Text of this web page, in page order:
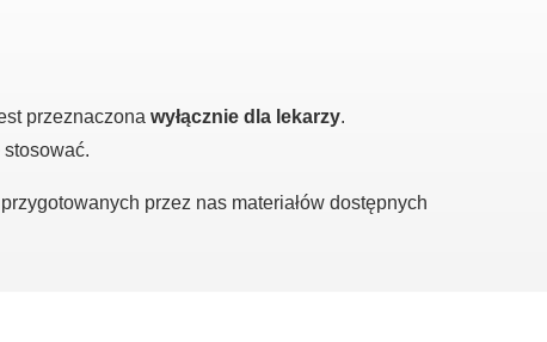
przeznaczona wyłącznie dla lekarzy.
przez nas materiałów dostępnych